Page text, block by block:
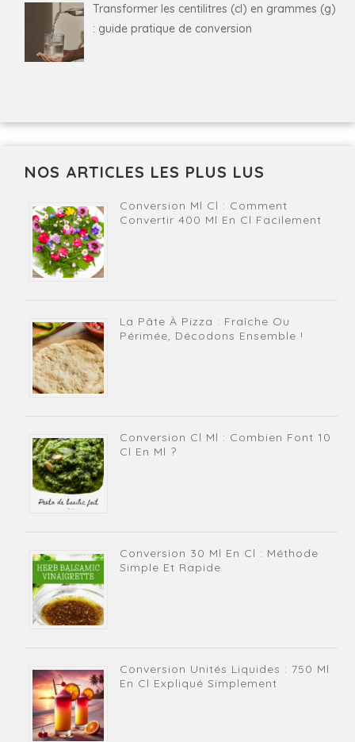
Transformer les centilitres (cl) en grammes (g)
: guide pratique de conversion
NOS ARTICLES LES PLUS LUS
Conversion Ml Cl : Comment
Convertir 400 Ml En Cl Facilement
La Pâte À Pizza : Fraîche Ou
Périmée, Décodons Ensemble !
Conversion Cl Ml : Combien Font 10
Cl En Ml ?
Conversion 30 Ml En Cl : Méthode
Simple Et Rapide
Conversion Unités Liquides : 750 Ml
En Cl Expliqué Simplement